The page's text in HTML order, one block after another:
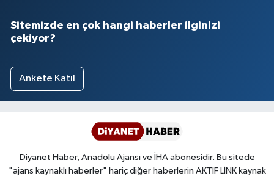
Sitemizde en çok hangi haberler ilginizi
çekiyor?
Ankete Katıl
Diyanet Haber, Anadolu Ajansı ve İHA abonesidir. Bu sitede
"ajans kaynaklı haberler" hariç diğer haberlerin AKTİF LİNK kaynak